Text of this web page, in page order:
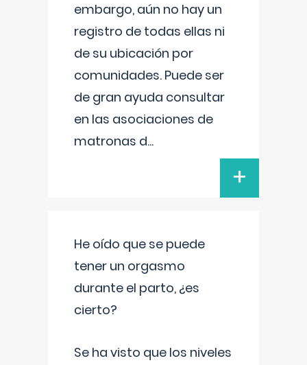
embargo, aún no hay un
registro de todas ellas ni
de su ubicación por
comunidades. Puede ser
de gran ayuda consultar
en las asociaciones de
matronas d...
+
He oído que se puede
tener un orgasmo
durante el parto, ¿es
cierto?
Se ha visto que los niveles